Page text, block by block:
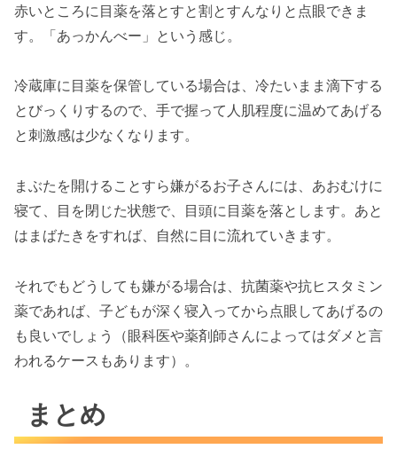
赤いところに目薬を落とすと割とすんなりと点眼できま
す。「あっかんべー」という感じ。
冷蔵庫に目薬を保管している場合は、冷たいまま滴下する
とびっくりするので、手で握って人肌程度に温めてあげる
と刺激感は少なくなります。
まぶたを開けることすら嫌がるお子さんには、あおむけに
寝て、目を閉じた状態で、目頭に目薬を落とします。あと
はまばたきをすれば、自然に目に流れていきます。
それでもどうしても嫌がる場合は、抗菌薬や抗ヒスタミン
薬であれば、子どもが深く寝入ってから点眼してあげるの
も良いでしょう（眼科医や薬剤師さんによってはダメと言
われるケースもあります）。
まとめ